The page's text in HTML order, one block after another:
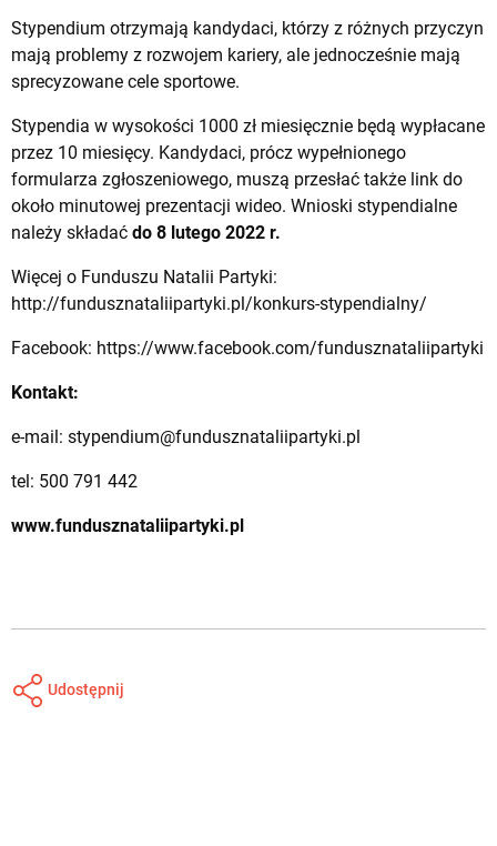
Stypendium otrzymają kandydaci, którzy z różnych przyczyn
mają problemy z rozwojem kariery, ale jednocześnie mają
sprecyzowane cele sportowe.
Stypendia w wysokości 1000 zł miesięcznie będą wypłacane
przez 10 miesięcy. Kandydaci, prócz wypełnionego
formularza zgłoszeniowego, muszą przesłać także link do
około minutowej prezentacji wideo. Wnioski stypendialne
należy składać do 8 lutego 2022 r.
Więcej o Funduszu Natalii Partyki:
http://fundusznataliipartyki.pl/konkurs-stypendialny/
Facebook: https://www.facebook.com/fundusznataliipartyki
Kontakt:
e-mail: stypendium@fundusznataliipartyki.pl
tel: 500 791 442
www.fundusznataliipartyki.pl
Udostępnij